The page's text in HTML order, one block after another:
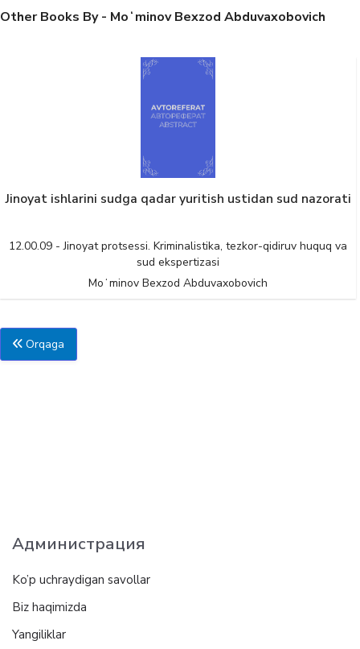
Other Books By - Moʻminov Bexzod Abduvaxobovich
Jinoyat ishlarini sudga qadar yuritish ustidan sud nazorati
12.00.09 - Jinoyat protsessi. Kriminalistika, tezkor-qidiruv huquq va
sud ekspertizasi
Moʻminov Bexzod Abduvaxobovich
Orqaga
Администрация
Ko’p uchraydigan savollar
Biz haqimizda
Yangiliklar